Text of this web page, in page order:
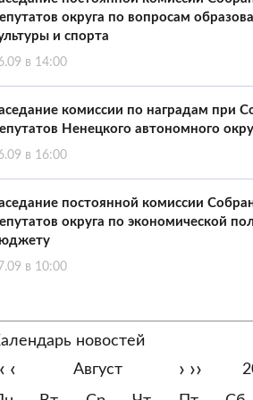
округа по вопросам
и спорта
в 14:00
комиссии по наградам при
Ненецкого автономного
в 16:00
постоянной комиссии
округа по экономической
в 10:00
новостей
‹ Август › ››